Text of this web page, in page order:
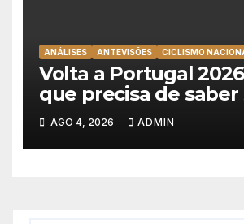
ANÁLISES ANTEVISÕES CICLISMO
Volta a Portugal
que precisa de saber
equipas e o percurso
AGO 4, 2026 ADMIN